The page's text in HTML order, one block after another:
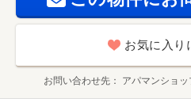
お気に入り
お問い合わせ先 アパマンショッ